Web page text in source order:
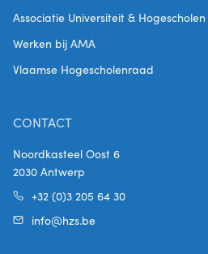
Associatie Universiteit &
Werken bij AMA
Vlaamse Hogescholenraad
CONTACT
Noordkasteel Oost 6
2030 Antwerp
+32 (0)3 205 64 30
info@hzs.be